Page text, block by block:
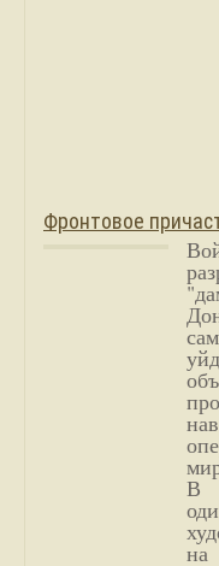
Фронтовое
В